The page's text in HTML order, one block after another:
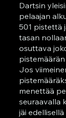
Dartsin
pelaajan
501 pistettä
tasan
osuttava
Jos
menettää
seuraavalla
jäi edellisellä